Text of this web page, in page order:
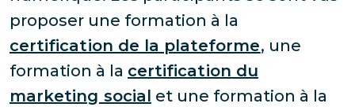
proposer une formation à la
certification de la plateforme, une
formation à la certification du
marketing social et une formation à la